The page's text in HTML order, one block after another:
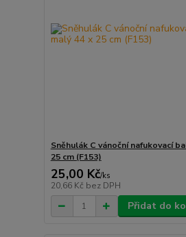
Sněhulák C vánoční nafukovací
25 cm (F153)
25,00 Kč/ks
20,66 Kč bez DPH
Přidat do